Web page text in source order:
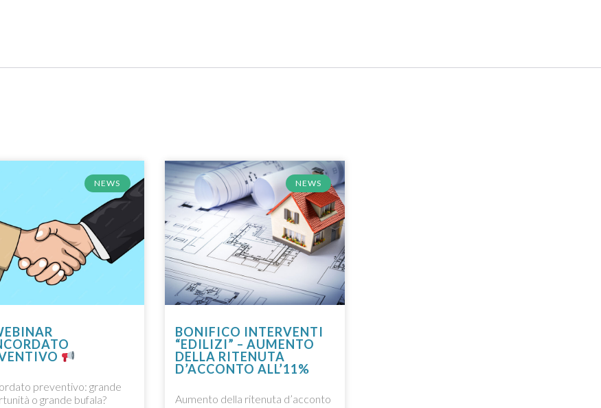
NEWS
preventivo: grande
o grande bufala?
NEWS
BONIFICO INTERVENTI
“EDILIZI” – AUMENTO
DELLA RITENUTA
D’ACCONTO ALL’11%
Aumento della ritenuta d’acconto